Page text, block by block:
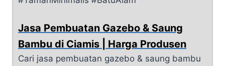
Jasa Pembuatan Gazebo & Saung
Bambu di Ciamis | Harga Produsen
Cari jasa pembuatan gazebo & saung bambu